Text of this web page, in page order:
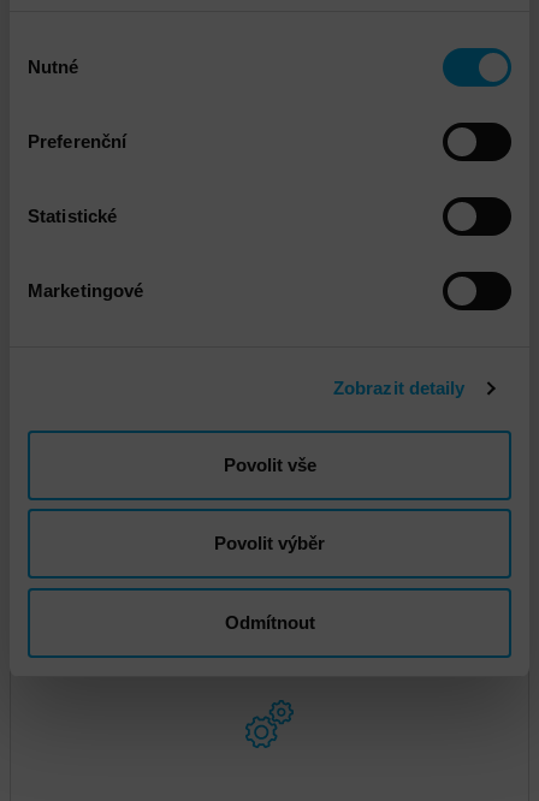
souhlasu
Nutné
Preferenční
Statistické
Marketingové
Zobrazit detaily
Povolit vše
Povolit výběr
Odmítnout
DNS - Penetrační testování interní a externí
infrastruktury
DNS - Doprava standard